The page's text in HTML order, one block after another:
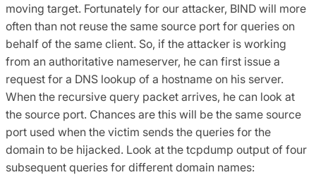
moving target. Fortunately for our attacker, BIND will more
often than not reuse the same source port for queries on
behalf of the same client. So, if the attacker is working
from an authoritative nameserver, he can first issue a
request for a DNS lookup of a hostname on his server.
When the recursive query packet arrives, he can look at
the source port. Chances are this will be the same source
port used when the victim sends the queries for the
domain to be hijacked. Look at the tcpdump output of four
subsequent queries for different domain names: